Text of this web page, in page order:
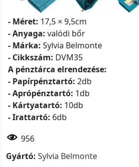
- Méret: 17,5 × 9,5cm
- Anyaga: valódi bőr
- Márka: Sylvia Belmonte
- Cikkszám: DVM35
A pénztárca elrendezése:
- Papírpénztartó: 2db
- Aprópénztartó: 1db
- Kártyatartó: 10db
- Irattartó: 6db
956
Gyártó: Sylvia Belmonte